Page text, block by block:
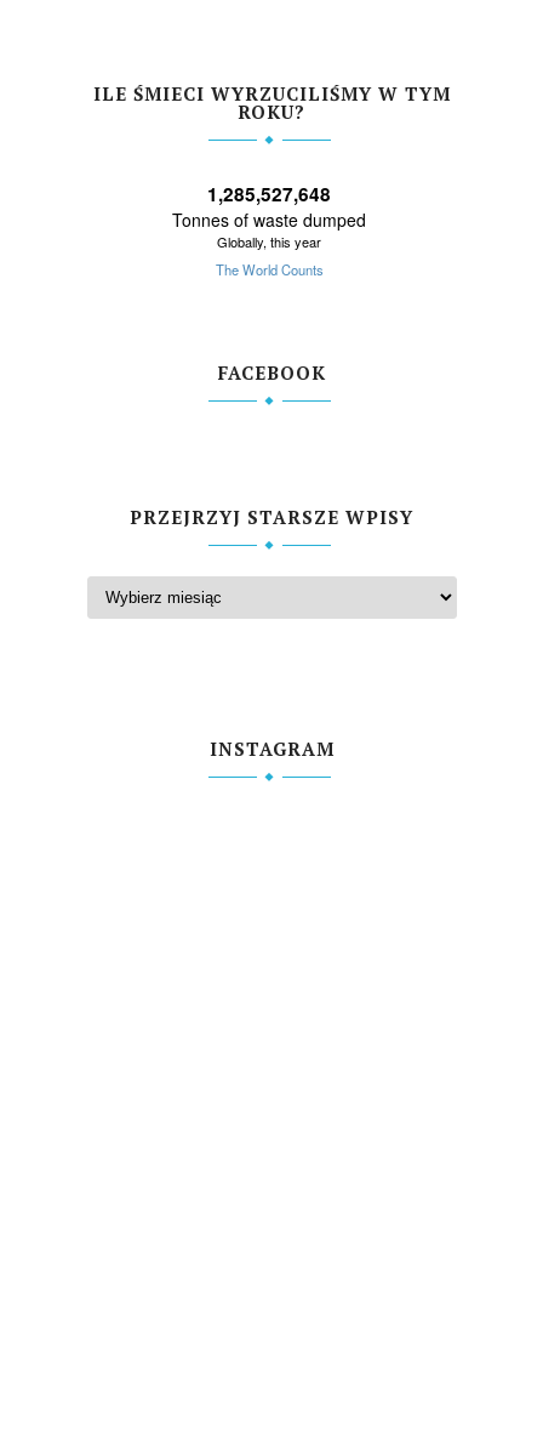
ILE ŚMIECI WYRZUCILIŚMY W TYM
ROKU?
FACEBOOK
PRZEJRZYJ STARSZE WPISY
INSTAGRAM